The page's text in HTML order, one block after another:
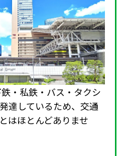
・私鉄・バス・タクシ
達しているため、交通
はほとんどありませ